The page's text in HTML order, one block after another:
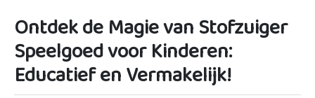
Ontdek de Magie van Stofzuiger
Speelgoed voor Kinderen:
Educatief en Vermakelijk!